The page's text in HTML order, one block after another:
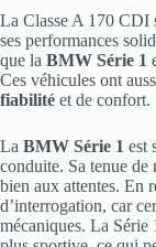
La Classe A 170 CDI
ses performances
que la BMW Série 1
Ces véhicules ont
fiabilité et de confort.
La BMW Série 1 est
conduite. Sa tenue de
bien aux attentes. En
d’interrogation, car
mécaniques. La Série